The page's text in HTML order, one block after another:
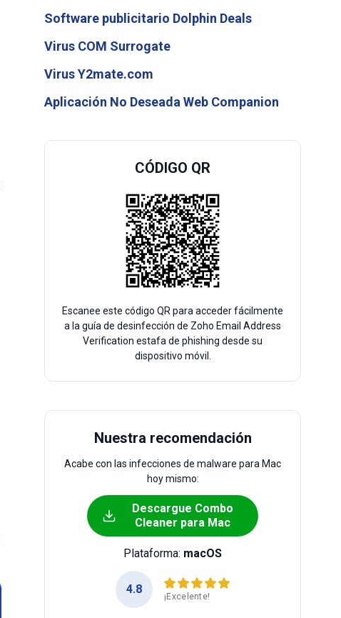
Software publicitario Dolphin Deals
Virus COM Surrogate
Virus Y2mate.com
Aplicación No Deseada Web Companion
CÓDIGO QR
Escanee este código QR para acceder fácilmente
a la guía de desinfección de Zoho Email Address
Verification estafa de phishing desde su
dispositivo móvil.
Nuestra recomendación
Acabe con las infecciones de malware para Mac
hoy mismo:
Descargue Combo
Cleaner para Mac
Plataforma: macOS
4.8
¡Excelente!